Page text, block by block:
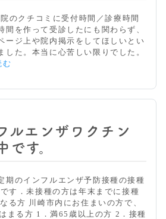
の
体
制
に
のクチコミに受付時間／診療時間
間を作って受診したにも関わらず、
ージ上や院内掲示をしてほしいとい
した。本当に心苦しい限りでした。
む
間
療
時
間
お
知
ら
せ
ルエンザワクチン
です。
期のインフルエンザ予防接種の接種
す．未接種の方は年末までに接種
る方 川崎市内にお住まいの方で、
まる方 1．満65歳以上の方 2．接種